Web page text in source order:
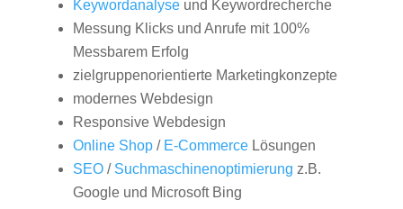
Keywordanalyseund Keywordrecherche
Messung Klicks und Anrufe mit 100%
Messbarem Erfolg
zielgruppenorientierte Marketingkonzepte
modernes Webdesign
Responsive Webdesign
Online Shop/ E-CommerceLösungen
SEO/ Suchmaschinenoptimierung z.B.
Google und Microsoft Bing